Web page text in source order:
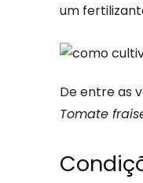
um
De entre as
Tomate